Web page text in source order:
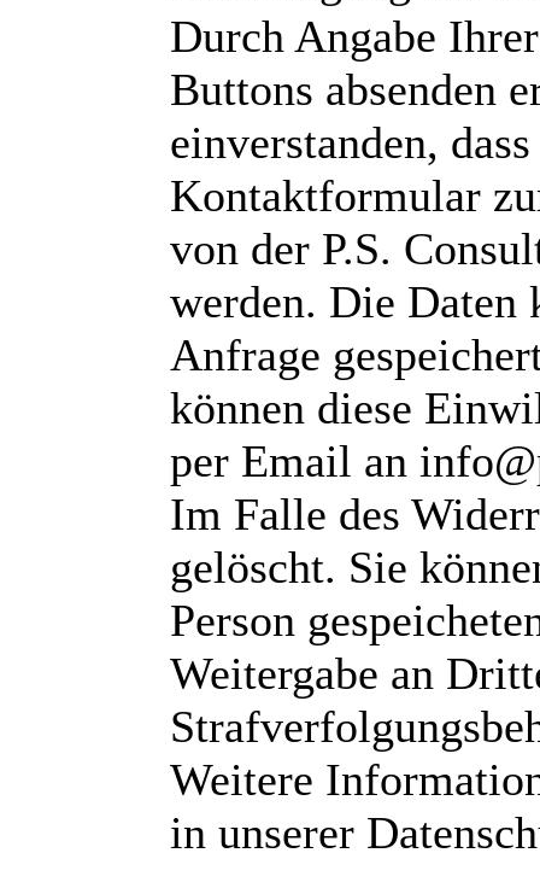
Durch Angabe
Buttons absenden
einverstanden,
Kontaktformular
von der P.S.
werden. Die Daten
Anfrage
können diese
per Email an
Im Falle des
gelöscht. Sie
Person
Weitergabe an
Weitere
in unserer